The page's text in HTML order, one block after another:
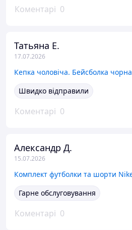
Коментарі 0
Татьяна Е.
17.07.2026
Кепка чоловіча. Бейсболка чорна
Швидко відправили
Коментарі 0
Александр Д.
15.07.2026
Гарне обслуговування
Коментарі 0